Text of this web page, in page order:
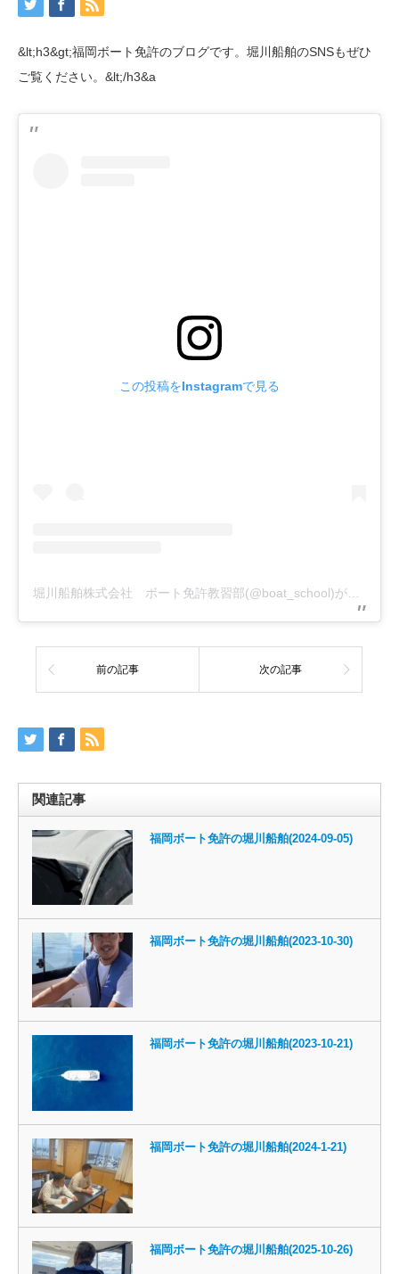
&lt;h3&gt;福岡ボート免許のブログです。堀川船舶のSNSもぜひ
ご覧ください。&lt;/h3&a
この投稿をInstagramで見る
前の記事 次の記事
関連記事
福岡ボート免許の堀川船舶(2024-09-05)
福岡ボート免許の堀川船舶(2023-10-30)
福岡ボート免許の堀川船舶(2023-10-21)
福岡ボート免許の堀川船舶(2024-1-21)
福岡ボート免許の堀川船舶(2025-10-26)